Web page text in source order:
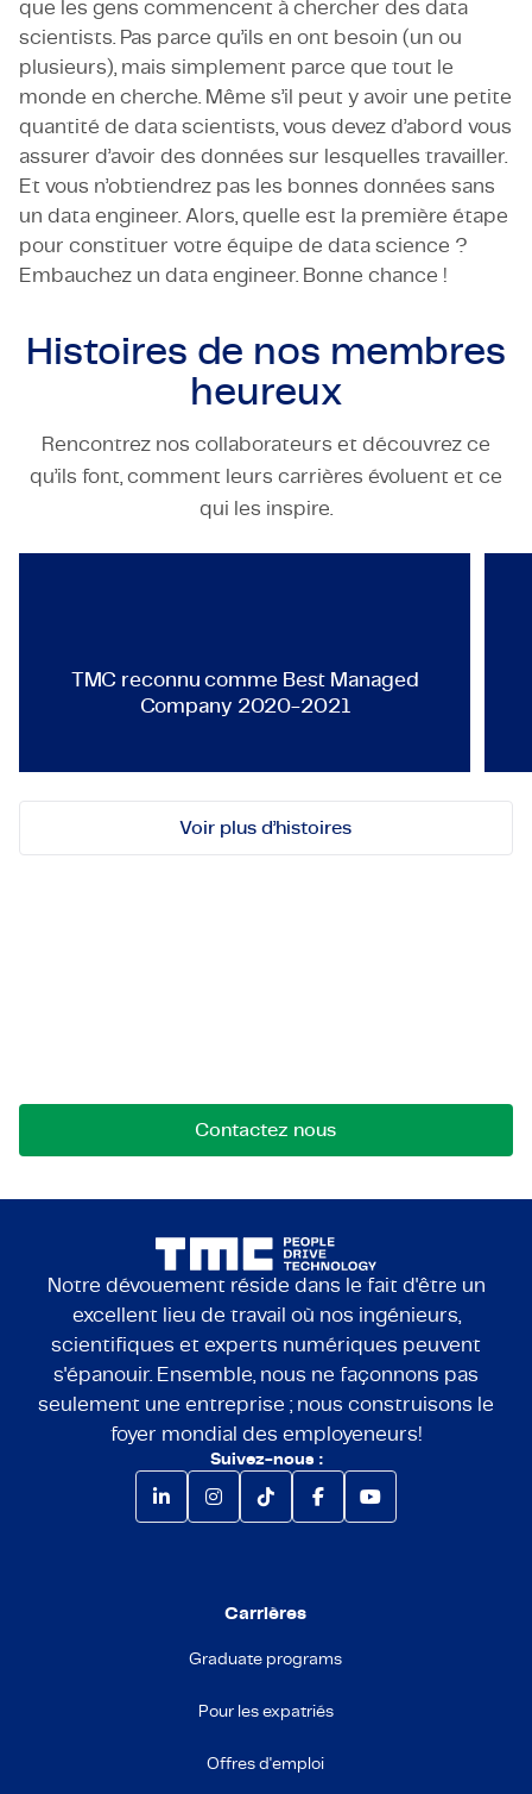
que les gens commencent à chercher des data
scientists. Pas parce qu’ils en ont besoin (un ou
plusieurs), mais simplement parce que tout le
monde en cherche. Même s’il peut y avoir une petite
quantité de data scientists, vous devez d’abord vous
assurer d’avoir des données sur lesquelles travailler.
Et vous n’obtiendrez pas les bonnes données sans
un data engineer. Alors, quelle est la première étape
pour constituer votre équipe de data science ?
Embauchez un data engineer. Bonne chance !
Histoires de nos membres
heureux
Rencontrez nos collaborateurs et découvrez ce
qu’ils font, comment leurs carrières évoluent et ce
qui les inspire.
TECHNOLOGY & ENGINEERING
TMC reconnu comme Best Managed
Company 2020-2021
Voir plus d’histoires
Contactez nous
Notre dévouement réside dans le fait d'être un
excellent lieu de travail où nos ingénieurs,
scientifiques et experts numériques peuvent
s'épanouir. Ensemble, nous ne façonnons pas
seulement une entreprise ; nous construisons le
foyer mondial des employeneurs!
Suivez-nous :
Carrières
Graduate programs
Pour les expatriés
Offres d'emploi